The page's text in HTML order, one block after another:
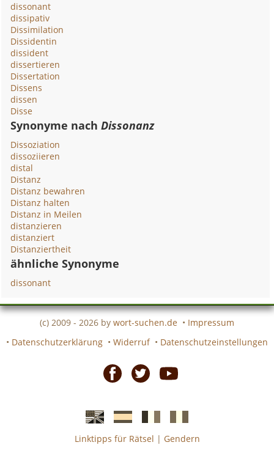
dissonant
dissipativ
Dissimilation
Dissidentin
dissident
dissertieren
Dissertation
Dissens
dissen
Disse
Synonyme nachDissonanz
Dissoziation
dissoziieren
distal
Distanz
Distanz bewahren
Distanz halten
Distanz in Meilen
distanzieren
distanziert
Distanziertheit
ähnliche Synonyme
dissonant
(c) 2009 - 2026 by wort-suchen.de • Impressum
• Datenschutzerklärung • Widerruf • Datenschutzeinstellungen
EnglischeSpanischefranzösicheitalienische
Linktipps für Rätsel | Gendern